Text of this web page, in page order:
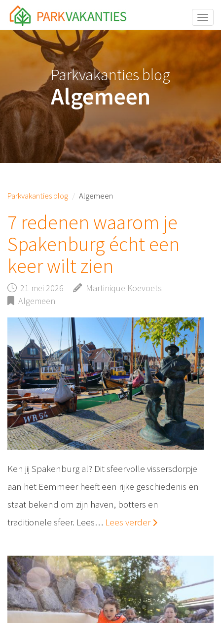
<body id="page-top">
Parkvakanties blog
Algemeen
Parkvakanties blog Algemeen
7 redenen waarom je
Spakenburg écht een
keer wilt zien
21 mei 2026
Martinique Koevoets
Algemeen
Ken jij Spakenburg al? Dit sfeervolle vissersdorpje
aan het Eemmeer heeft een rijke geschiedenis en
staat bekend om zijn haven, botters en
traditionele sfeer. Lees… Lees verder